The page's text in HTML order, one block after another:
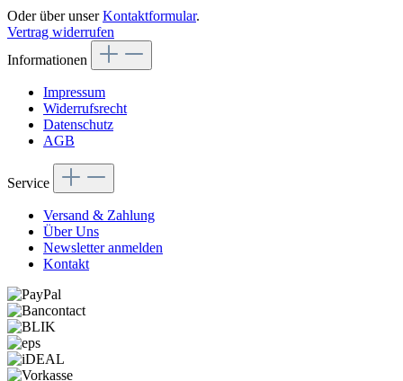
Oder über unserKontaktformular.
Vertrag widerrufen
Informationen
Impressum
Widerrufsrecht
Datenschutz
AGB
Service
Versand & Zahlung
Über Uns
Newsletter anmelden
Kontakt